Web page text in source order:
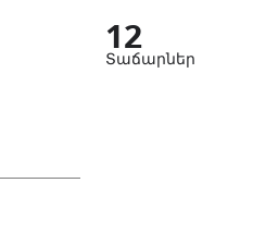
12
Տաճարներ